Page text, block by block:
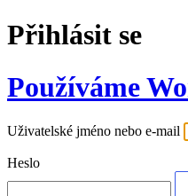
Přihlásit se
Používáme
Uživatelské jméno nebo e-mail
Heslo